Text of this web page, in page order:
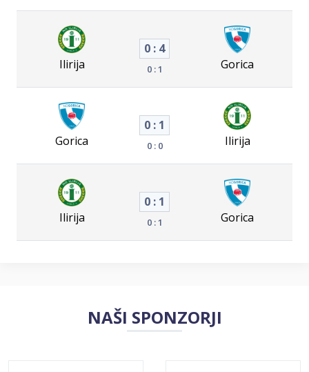
Ilirija
0 : 4
0 : 1 Gorica
Gorica
0 : 1
0 : 0 Ilirija
Ilirija
0 : 1
0 : 1 Gorica
NAŠI SPONZORJI